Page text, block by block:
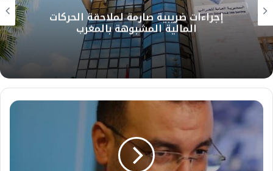
إجراءات ضريبية صارمة لملاحقة الحركات
المالية المشبوهة بالمغرب